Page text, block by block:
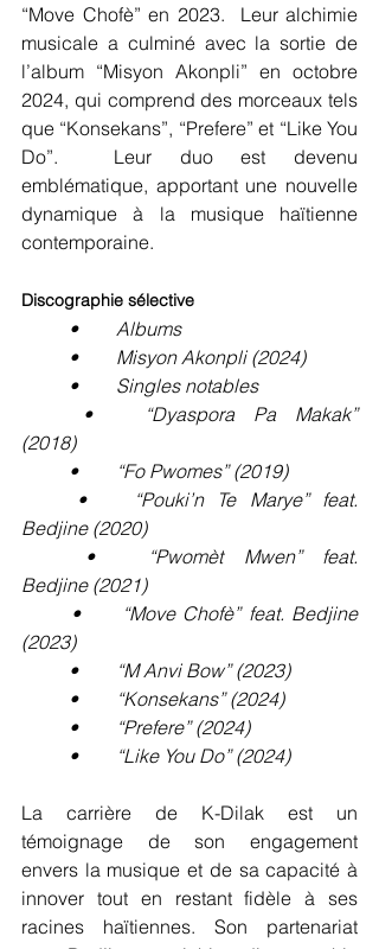
“Move Chofè” en 2023.  Leur alchimie
musicale a culminé avec la sortie de
l’album “Misyon Akonpli” en octobre
2024, qui comprend des morceaux tels
que “Konsekans”, “Prefere” et “Like You
Do”.  Leur duo est devenu
emblématique, apportant une nouvelle
dynamique à la musique haïtienne
contemporaine.
Discographie sélective
	•	Albums
	•	Misyon Akonpli (2024)
	•	Singles notables
(2018)
	•	“Fo Pwomes” (2019)
Bedjine (2020)
Bedjine (2021)
(2023)
	•	“M Anvi Bow” (2023)
	•	“Konsekans” (2024)
	•	“Prefere” (2024)
	•	“Like You Do” (2024)
La carrière de K-Dilak est un
témoignage de son engagement
envers la musique et de sa capacité à
innover tout en restant fidèle à ses
racines haïtiennes. Son partenariat